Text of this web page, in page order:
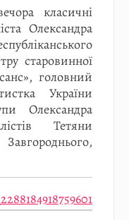
класичні
Олександра
старовинної
головний
України
Олександра
Тетяни